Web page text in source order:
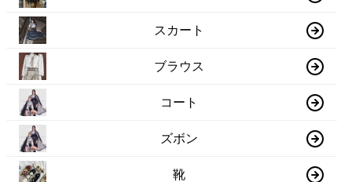
スカート
ブラウス
コート
ズボン
靴